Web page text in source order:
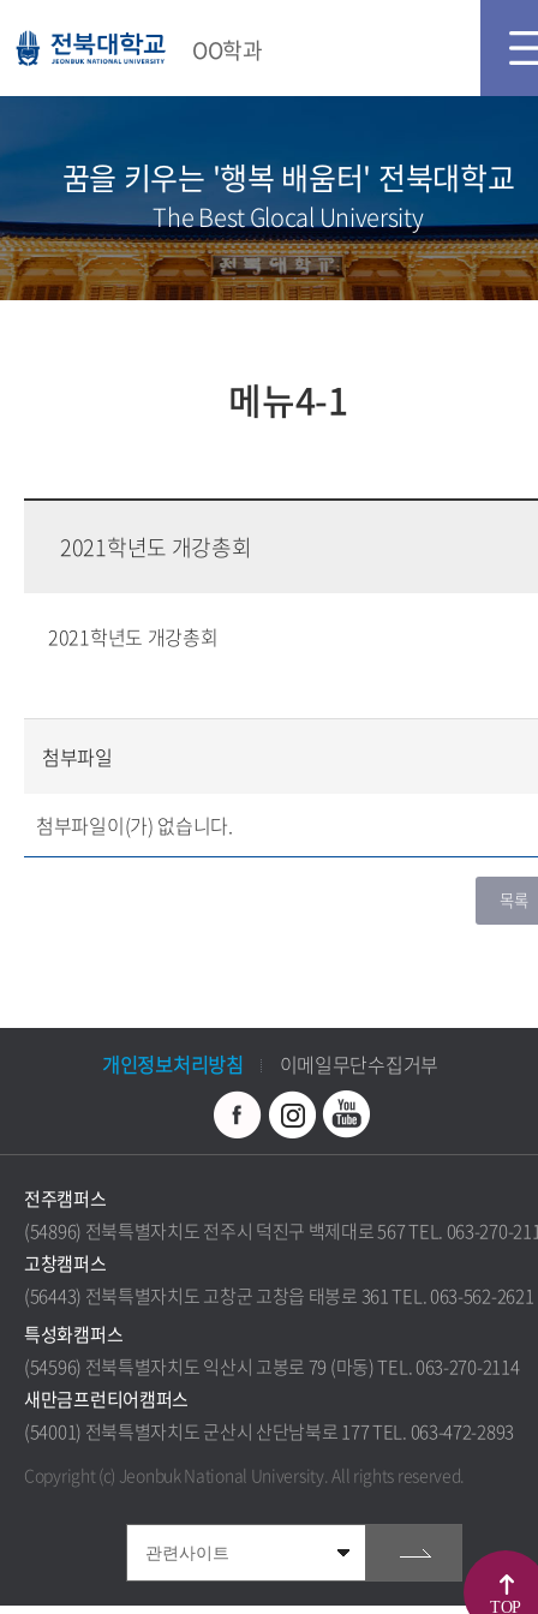
OO학과
꿈을 키우는 '행복 배움터' 전북대학교
The Best Glocal University
메뉴4-1
2021학년도 개강총회
2021학년도 개강총회
첨부파일
첨부파일이(가) 없습니다.
개인정보처리방침 이메일무단수집거부
전주캠퍼스
(54896) 전북특별자치도 전주시 덕진구 백제대로 567 TEL. 063-270-
고창캠퍼스
(56443) 전북특별자치도 고창군 고창읍 태봉로 361 TEL. 063-562-2621
특성화캠퍼스
(54596) 전북특별자치도 익산시 고봉로 79 (마동) TEL. 063-270-2114
새만금프런티어캠퍼스
(54001) 전북특별자치도 군산시 산단남북로 177 TEL. 063-472-2893
Copyright (c) Jeonbuk National University.All rights reserved.
TOP